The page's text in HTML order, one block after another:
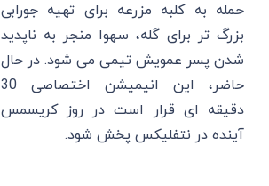
حمله به کلبه مزرعه برای تهیه جورابی
بزرگ تر برای گله، سهوا منجر به ناپدید
شدن پسر عمویش تیمی می شود. در حال
حاضر، این انیمیشن اختصاصی 30
دقیقه ای قرار است در روز کریسمس
آینده در نتفلیکس پخش شود.